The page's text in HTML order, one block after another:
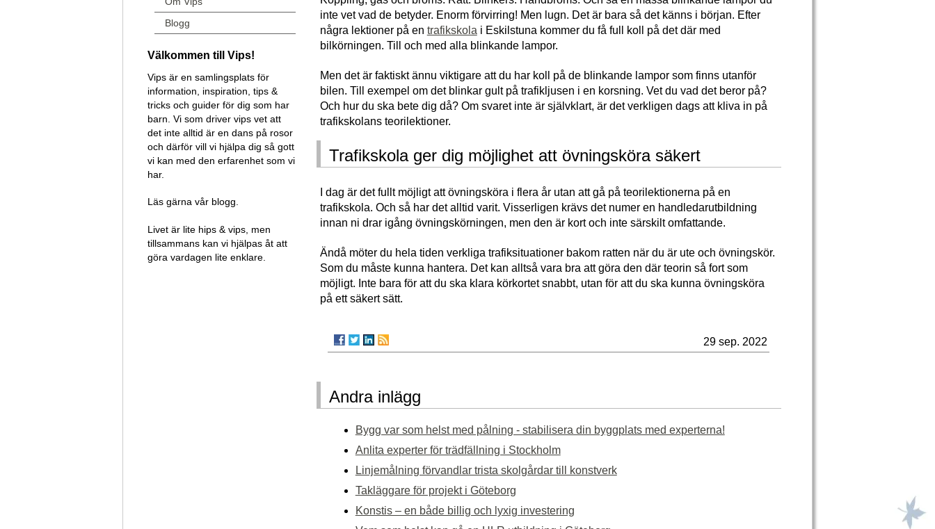
inte vet vad de betyder. Enorm förvirring! Men lugn. Det är bara så det känns i början. Efter
några lektioner på en trafikskola i Eskilstuna kommer du få full koll på det där med
bilkörningen. Till och med alla blinkande lampor.
Men det är faktiskt ännu viktigare att du har koll på de blinkande lampor som finns utanför
bilen. Till exempel om det blinkar gult på trafikljusen i en korsning. Vet du vad det beror på?
Och hur du ska bete dig då? Om svaret inte är självklart, är det verkligen dags att kliva in på
trafikskolans teorilektioner.
Trafikskola ger dig möjlighet att övningsköra säkert
I dag är det fullt möjligt att övningsköra i flera år utan att gå på teorilektionerna på en
trafikskola. Och så har det alltid varit. Visserligen krävs det numer en handledarutbildning
innan ni drar igång övningskörningen, men den är kort och inte särskilt omfattande.
Ändå möter du hela tiden verkliga trafiksituationer bakom ratten när du är ute och övningskör.
Som du måste kunna hantera. Det kan alltså vara bra att göra den där teorin så fort som
möjligt. Inte bara för att du ska klara körkortet snabbt, utan för att du ska kunna övningsköra
på ett säkert sätt.
29 sep. 2022
Andra inlägg
Bygg var som helst med pålning - stabilisera din byggplats med experterna!
Anlita experter för trädfällning i Stockholm
Linjemålning förvandlar trista skolgårdar till konstverk
Takläggare för projekt i Göteborg
Konstis – en både billig och lyxig investering
Blogg
Välkommen till Vips!
Vips är en samlingsplats för
information, inspiration, tips &
tricks och guider för dig som har
barn. Vi som driver vips vet att
det inte alltid är en dans på rosor
och därför vill vi hjälpa dig så gott
vi kan med den erfarenhet som vi
har.
Läs gärna vår blogg.
Livet är lite hips & vips, men
tillsammans kan vi hjälpas åt att
göra vardagen lite enklare.